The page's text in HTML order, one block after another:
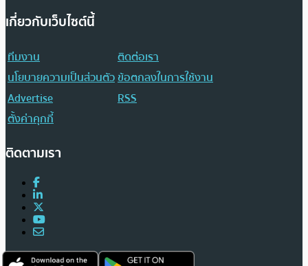
เกี่ยวกับเว็บไซต์นี้
ทีมงาน
ติดต่อเรา
นโยบายความเป็นส่วนตัวข้อตกลงในการใช้งาน
Advertise
RSS
ตั้งค่าคุกกี้
ติดตามเรา